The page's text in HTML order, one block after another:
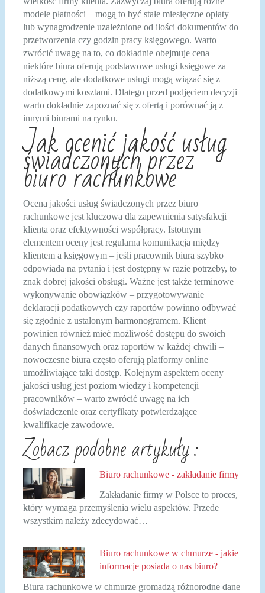
modele płatności – mogą to być stałe miesięczne opłaty
lub wynagrodzenie uzależnione od ilości dokumentów do
przetworzenia czy godzin pracy księgowego. Warto
zwrócić uwagę na to, co dokładnie obejmuje cena –
niektóre biura oferują podstawowe usługi księgowe za
niższą cenę, ale dodatkowe usługi mogą wiązać się z
dodatkowymi kosztami. Dlatego przed podjęciem decyzji
warto dokładnie zapoznać się z ofertą i porównać ją z
innymi biurami na rynku.
Jak ocenić jakość usług
świadczonych przez
biuro rachunkowe
Ocena jakości usług świadczonych przez biuro
rachunkowe jest kluczowa dla zapewnienia satysfakcji
klienta oraz efektywności współpracy. Istotnym
elementem oceny jest regularna komunikacja między
klientem a księgowym – jeśli pracownik biura szybko
odpowiada na pytania i jest dostępny w razie potrzeby, to
znak dobrej jakości obsługi. Ważne jest także terminowe
wykonywanie obowiązków – przygotowywanie
deklaracji podatkowych czy raportów powinno odbywać
się zgodnie z ustalonym harmonogramem. Klient
powinien również mieć możliwość dostępu do swoich
danych finansowych oraz raportów w każdej chwili –
nowoczesne biura często oferują platformy online
umożliwiające taki dostęp. Kolejnym aspektem oceny
jakości usług jest poziom wiedzy i kompetencji
pracowników – warto zwrócić uwagę na ich
doświadczenie oraz certyfikaty potwierdzające
kwalifikacje zawodowe.
Zobacz podobne artykuły :
Biuro rachunkowe - zakładanie firmy
Zakładanie firmy w Polsce to proces,
który wymaga przemyślenia wielu aspektów. Przede
wszystkim należy zdecydować…
Biuro rachunkowe w chmurze - jakie
informacje posiada o nas biuro?
Biura rachunkowe w chmurze gromadzą różnorodne dane